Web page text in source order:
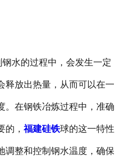
水的过程中，会发生一定
释放出热量，从而可以在一
。在钢铁冶炼过程中，准确
的， 福建硅铁球的这一特性
调整和控制钢水温度，确保